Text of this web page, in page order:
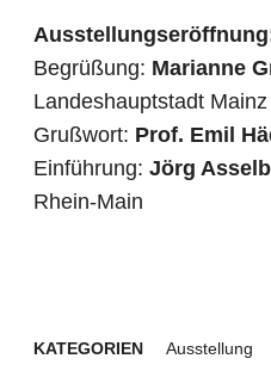
Begrüßung: Marianne
Landeshauptstadt Mainz
Grußwort: Prof. Emil
Einführung: Jörg
Rhein-Main
KATEGORIEN Ausstellung